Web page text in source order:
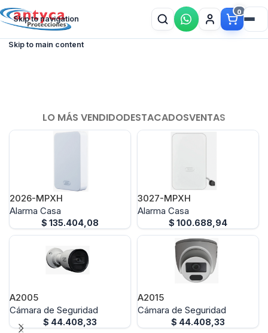
Skip to navigation
Skip to main content
0
LO MÁS VENDIDODESTACADOSVENTAS
2026-MPXH
Alarma Casa
$ 135.404,08
3027-MPXH
Alarma Casa
$ 100.688,94
A2005
Cámara de Seguridad
$ 44.408,33
A2015
Cámara de Seguridad
$ 44.408,33